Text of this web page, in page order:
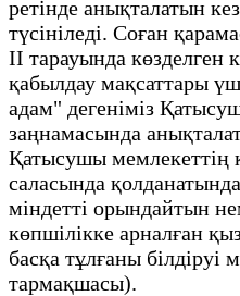
ретінде анықталатын
түсініледі. Соған
II тарауында көзделген
қабылдау мақсаттары
адам" дегеніміз
заңнамасында
Қатысушы мемлекеттің
саласында
міндетті орындайтын
көпшілікке арналған
басқа тұлғаны
тармақшасы).